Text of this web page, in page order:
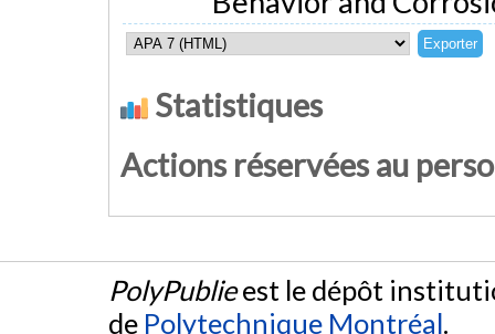
Statistiques
Actions réservées au
PolyPublieest le dépôt
de Polytechnique Montréal.